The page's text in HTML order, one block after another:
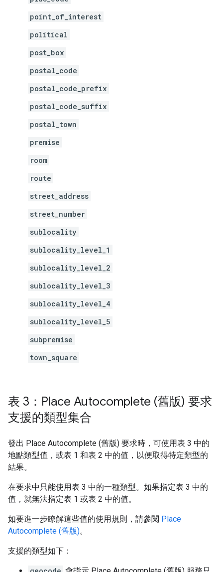
point_of_interest
political
post_box
postal_code
postal_code_prefix
postal_code_suffix
postal_town
premise
room
route
street_address
street_number
sublocality
sublocality_level_1
sublocality_level_2
sublocality_level_3
sublocality_level_4
sublocality_level_5
subpremise
town_square
表 3：Place Autocomplete (舊版) 要求
支援的類型集合
發出 Place Autocomplete (舊版) 要求時，可使用表 3 中的
地點類型值，或表 1 和表 2 中的值，以便取得特定類型的
結果。
在要求中只能使用表 3 中的一種類型。如果指定表 3 中的
值，就無法指定表 1 或表 2 中的值。
如要進一步瞭解這些值的使用規則，請參閱 Place
Autocomplete (舊版)。
支援的類型如下：